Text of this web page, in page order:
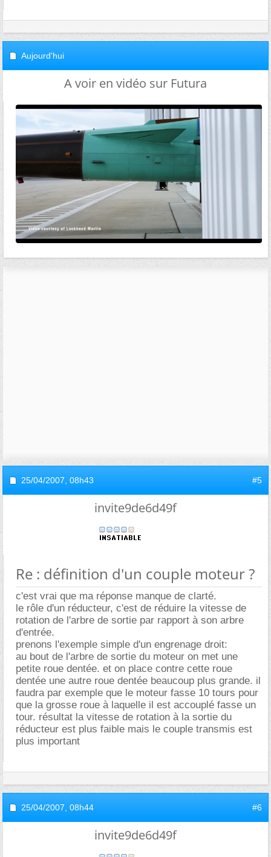
Aujourd'hui
A voir en vidéo sur Futura
25/04/2007, 08h43 #5
invite9de6d49f
Re : définition d'un couple moteur ?
c'est vrai que ma réponse manque de clarté.
le rôle d'un réducteur, c'est de réduire la vitesse de
rotation de l'arbre de sortie par rapport à son arbre
d'entrée.
prenons l'exemple simple d'un engrenage droit:
au bout de l'arbre de sortie du moteur on met une
petite roue dentée. et on place contre cette roue
dentée une autre roue dentée beaucoup plus grande. il
faudra par exemple que le moteur fasse 10 tours pour
que la grosse roue à laquelle il est accouplé fasse un
tour. résultat la vitesse de rotation à la sortie du
réducteur est plus faible mais le couple transmis est
plus important
25/04/2007, 08h44 #6
invite9de6d49f